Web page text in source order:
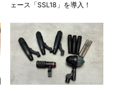
ェース「SSL18」を導入！